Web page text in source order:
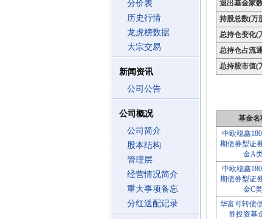
分价表
历史行情
龙虎榜数据
大宗交易
新闻资讯
公司公告
公司概况
公司简介
股本结构
管理层
经营情况简介
重大事项备忘
分红送配记录
退出基金家
持股总数(万
总持仓变化(
总持仓占流
总持股市值(
基金名
中欧稳鑫
期债券型证
金A
中欧稳鑫
期债券型证
金C类
华富可转债
券投资基